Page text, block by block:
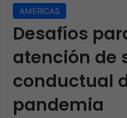
AMÉRICAS
Desafíos
atención de
conductual
pandemia